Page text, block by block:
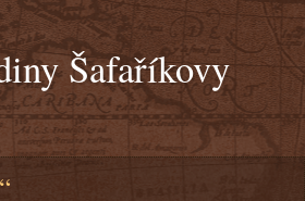
Šafaříkovy